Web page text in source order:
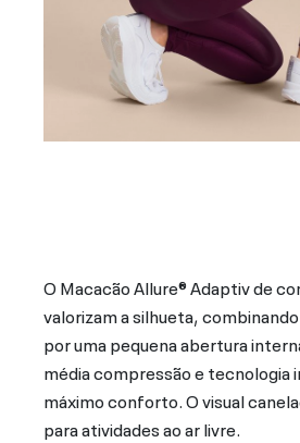
O Macacão Allure® Adaptiv de
valorizam a silhueta,
por uma pequena abertura
média compressão e tecnologia
máximo conforto. O visual
para atividades ao ar livre.